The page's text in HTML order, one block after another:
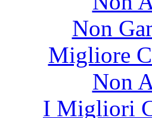
Non
Migliore
Non
I Migliori